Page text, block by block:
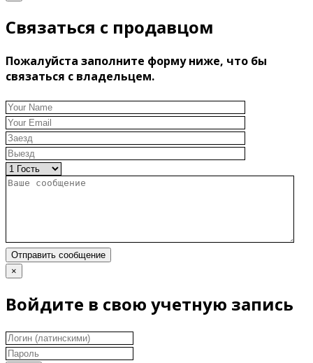
Связаться с продавцом
Пожалуйста заполните форму ниже, что бы
связаться с владельцем.
Отправить сообщение
×
Войдите в свою учетную запись